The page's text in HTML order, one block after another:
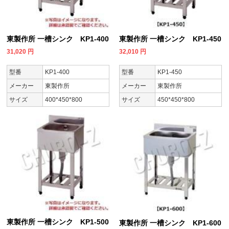
東製作所 一槽シンク KP1-400
31,020 円
型番
KP1-400
メーカー
東製作所
サイズ
400*450*800
東製作所 一槽シンク KP1-450
32,010 円
型番
KP1-450
メーカー
東製作所
サイズ
450*450*800
東製作所 一槽シンク KP1-500 東製作所 一槽シンク KP1-600